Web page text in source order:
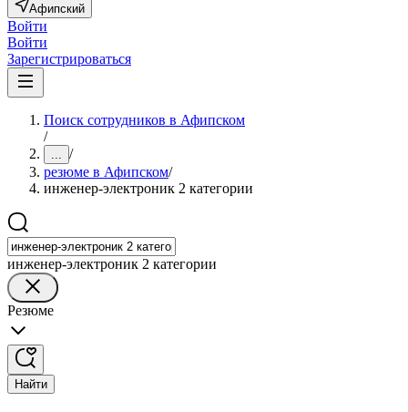
Афипский
Войти
Войти
Зарегистрироваться
Поиск сотрудников в Афипском
/
... /
резюме в Афипском/
инженер-электроник 2 категории
инженер-электроник 2 категории
Резюме
Найти